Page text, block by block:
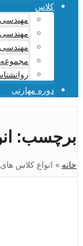
کلاس
مهندسی
دوره مهارتی
برچسب:
خانه » انواع کلاس